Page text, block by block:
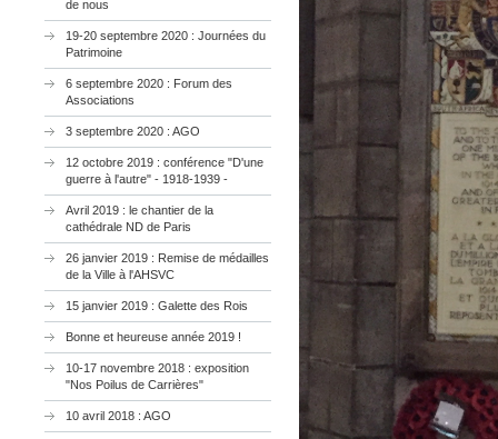
de nous
19-20 septembre 2020 : Journées du
Patrimoine
6 septembre 2020 : Forum des
Associations
3 septembre 2020 : AGO
12 octobre 2019 : conférence "D'une
guerre à l'autre" - 1918-1939 -
Avril 2019 : le chantier de la
cathédrale ND de Paris
26 janvier 2019 : Remise de médailles
de la Ville à l'AHSVC
15 janvier 2019 : Galette des Rois
Bonne et heureuse année 2019 !
10-17 novembre 2018 : exposition
"Nos Poilus de Carrières"
10 avril 2018 : AGO